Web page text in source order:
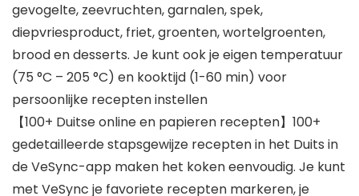
gevogelte, zeevruchten, garnalen, spek,
diepvriesproduct, friet, groenten, wortelgroenten,
brood en desserts. Je kunt ook je eigen temperatuur
(75 °C – 205 °C) en kooktijd (1-60 min) voor
persoonlijke recepten instellen
【100+ Duitse online en papieren recepten】100+
gedetailleerde stapsgewijze recepten in het Duits in
de VeSync-app maken het koken eenvoudig. Je kunt
met VeSync je favoriete recepten markeren, je